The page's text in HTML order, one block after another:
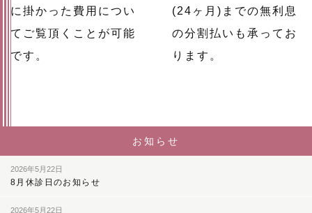
に掛かった費用につい
てご覧頂くことが可能
です。
(24ヶ月)までの無利息
の分割払いも承ってお
ります。
お知らせ
2026年5月22日
8月休診日のお知らせ
2026年5月22日